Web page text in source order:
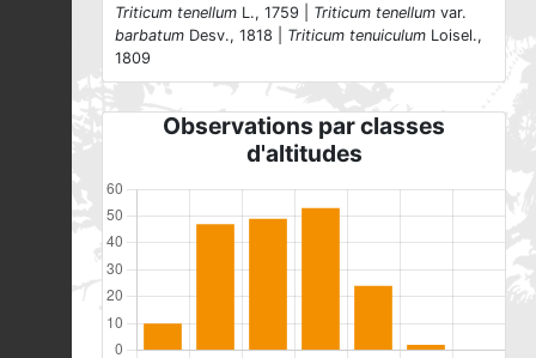
Triticum tenellum L., 1759 | Triticum tenellum var.
barbatum Desv., 1818 | Triticum tenuiculum Loisel.,
1809
Observations par classes
d'altitudes